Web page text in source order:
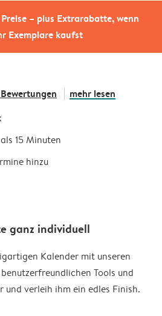
– plus Extrarabatte, wenn
Exemplare kaufst
mehr lesen
15 Minuten
hinzu
ganz individuell
Kalender mit unseren
Tools und
und verleih ihm ein edles Finish.